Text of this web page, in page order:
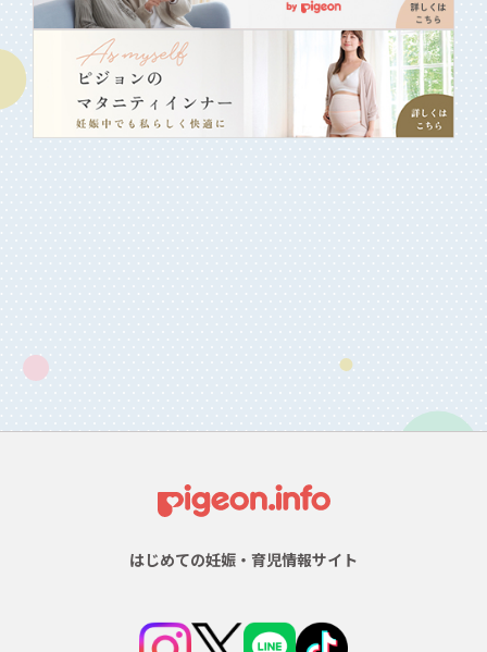
はじめての妊娠・育児情報サイト